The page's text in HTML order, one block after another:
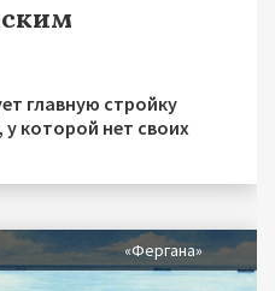
главную стройку
которой нет своих
«Фергана»